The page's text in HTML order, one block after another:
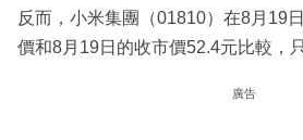
反而，小米集團（01810）在8月19
價和8月19日的收市價52.4元比較，
廣告